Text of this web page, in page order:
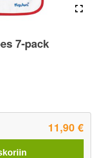
7-pack
11,90 €